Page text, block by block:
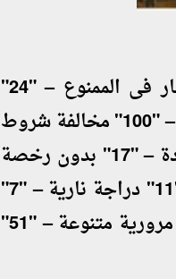
ضبط المخالفات الآتية ( "10" طمس اللوحات – "31" الإنتظار فى الممنوع – "24"
تعطيل حركة المرور – "23" ملصقات ومعلقات – "143" متنوعة – "100" مخالفة شروط
التراخيص – "5" حظر سير النقل – "23" سير بدون رخصة قيادة – "17" بدون رخصة
تسيير – "87" تلوث بيئة "إنبعاث أدخنة"– "96" أمن ومتانة – "11" دراجة نارية – "7"
مركبات متنوعة – "1954" مخالفة "الكلابش" – "3855" مخالفة مرورية متنوعة – "51"